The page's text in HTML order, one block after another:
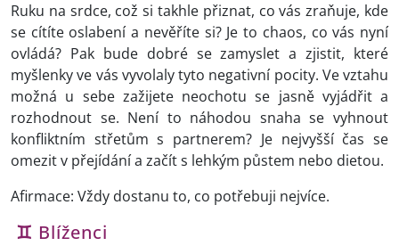
Ruku na srdce, což si takhle přiznat, co vás zraňuje, kde
se cítíte oslabení a nevěříte si? Je to chaos, co vás nyní
ovládá? Pak bude dobré se zamyslet a zjistit, které
myšlenky ve vás vyvolaly tyto negativní pocity. Ve vztahu
možná u sebe zažijete neochotu se jasně vyjádřit a
rozhodnout se. Není to náhodou snaha se vyhnout
konfliktním střetům s partnerem? Je nejvyšší čas se
omezit v přejídání a začít s lehkým půstem nebo dietou.
Afirmace: Vždy dostanu to, co potřebuji nejvíce.
♊ Blíženci